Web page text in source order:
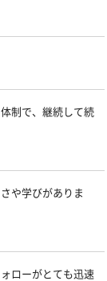
制で、継続して続
や学びがありま
ローがとても迅速